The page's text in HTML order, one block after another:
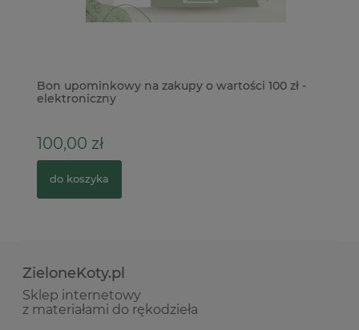
Bon upominkowy na zakupy o wartości 100 zł -
elektroniczny
100,00 zł
do koszyka
ZieloneKoty.pl
Sklep internetowy
z materiałami do rękodzieła